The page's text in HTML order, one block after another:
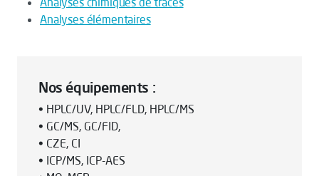
Analyses élémentaires
Nos équipements :
• HPLC/UV, HPLC/FLD, HPLC/MS
• GC/MS, GC/FID,
• CZE, CI
• ICP/MS, ICP-AES